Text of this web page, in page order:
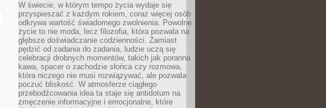
W świecie, w którym tempo życia wydaje się
przyspieszać z każdym rokiem, coraz więcej osób
odkrywa wartość świadomego zwolnienia. Powolne
życie to nie moda, lecz filozofia, która pozwala na
głębsze doświadczanie codzienności. Zamiast
pędzić od zadania do zadania, ludzie uczą się
celebracji drobnych momentów, takich jak poranna
kawa, spacer o zachodzie słońca czy rozmowa,
która niczego nie musi rozwiązywać, ale pozwala
poczuć bliskość. W atmosferze ciągłego
przebodźcowania idea ta staje się antidotum na
zmęczenie informacyjne i emocjonalne, które